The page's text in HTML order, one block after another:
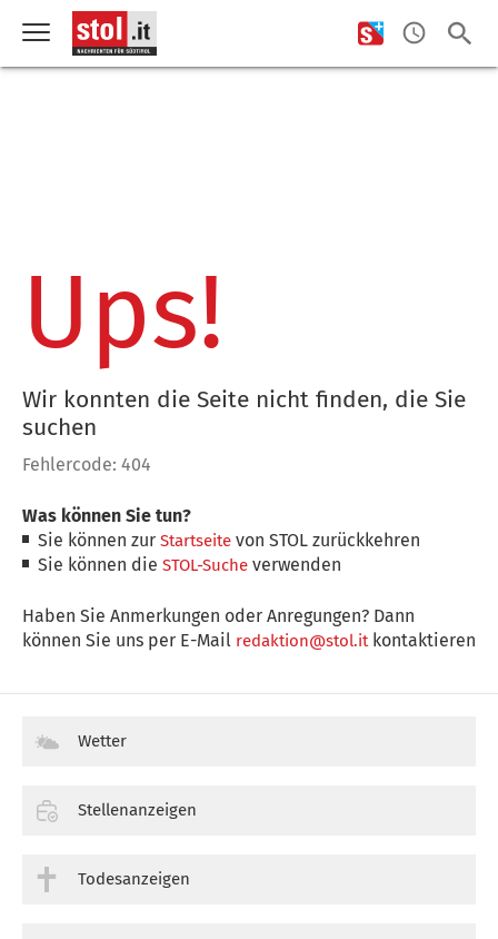
Ups!
Wir konnten die Seite nicht finden, die Sie
suchen
Fehlercode: 404
Was können Sie tun?
Sie können zurStartseite von STOL zurückkehren
Sie können dieSTOL-Suche verwenden
Haben Sie Anmerkungen oder Anregungen? Dann
können Sie uns per E-Mail redaktion@stol.itkontaktieren
Wetter
Stellenanzeigen
Todesanzeigen